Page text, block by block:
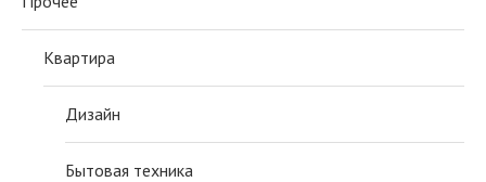
Квартира
Дизайн
Бытовая техника